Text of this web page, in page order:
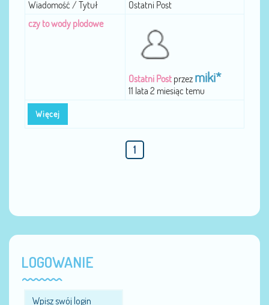
Wiadomość / Tytuł Ostatni Post
Więcej
czy to wody plodowe
Ostatni Post przez miki*
11 lata 2 miesiąc temu
1
LOGOWANIE